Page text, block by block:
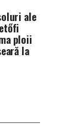
ale
ploii
la